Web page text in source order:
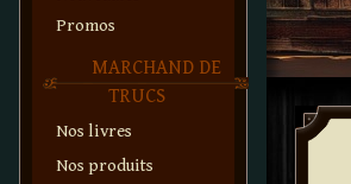
Promos
MARCHAND DE
TRUCS
Nos livres
Nos produits